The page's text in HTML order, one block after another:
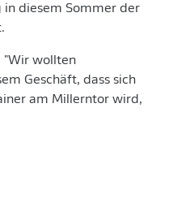
in diesem Sommer der
"Wir wollten
Geschäft, dass sich
am Millerntor wird,